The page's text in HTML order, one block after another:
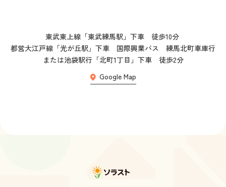
東武東上線「東武練馬駅」下車　徒歩10分
都営大江戸線「光が丘駅」下車　国際興業バス　練馬北町車庫行
または池袋駅行「北町1丁目」下車　徒歩2分
Google Map